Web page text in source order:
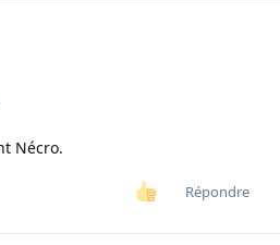
Nécro.
Répondre